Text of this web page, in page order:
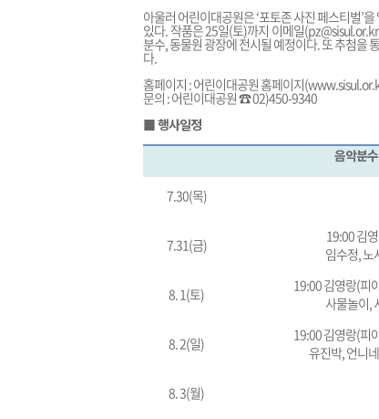
아울러 어린이대공원은 ‘포토존 사진 페스티벌’
있다. 작품은 25일(토)까지 이메일
분수, 동물원 광장에 전시될 예정이다. 또 추첨을
다.
홈페이지 : 어린이대공원 홈페이지(
문의 : 어린이대공원 ☎ 02)450-9340
■행사일정
음악분
7.30(목)
7.31(금)
19:00 김
임수정, 노
8. 1(토)
19:00 김영랑(피
사물놀이,
8. 2(일)
19:00 김영랑(피
유진박, 언니
8. 3(월)